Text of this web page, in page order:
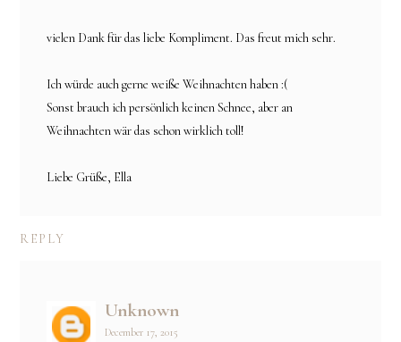
vielen Dank für das liebe Kompliment. Das freut mich sehr.
Ich würde auch gerne weiße Weihnachten haben :(
Sonst brauch ich persönlich keinen Schnee, aber an
Weihnachten wär das schon wirklich toll!
Liebe Grüße, Ella
REPLY
Unknown
December 17, 2015